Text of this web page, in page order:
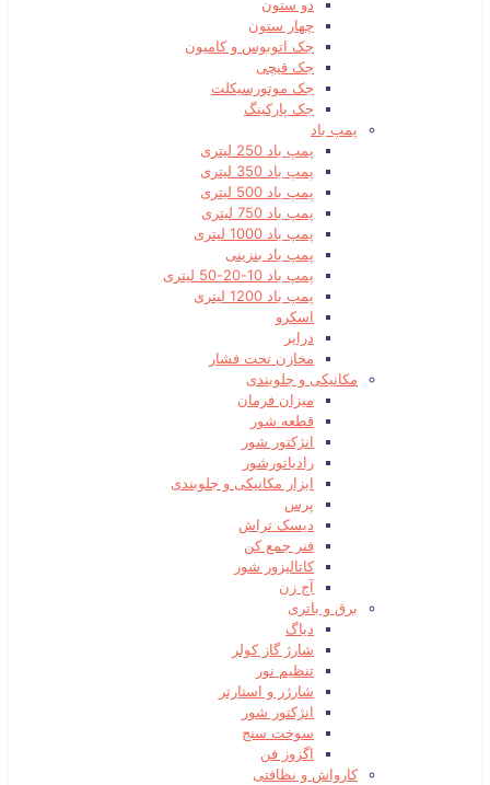
دو ستون
چهار ستون
جک اتوبوس و کامیون
جک قیچی
جک موتورسیکلت
جک پارکینگ
پمپ باد
پمپ باد 250 لیتری
پمپ باد 350 لیتری
پمپ باد 500 لیتری
پمپ باد 750 لیتری
پمپ باد 1000 لیتری
پمپ باد بنزینی
پمپ باد 10-20-50 لیتری
پمپ باد 1200 لیتری
اسکرو
درایر
مخازن تحت فشار
مکانیکی و جلوبندی
میزان فرمان
قطعه شور
انژکتور شور
رادیاتورشور
ابزار مکانیکی و جلوبندی
پرس
دیسک تراش
فنر جمع کن
کاتالیزور شور
آج زن
برق و باتری
دیاگ
شارژ گاز کولر
تنظیم نور
شارژر و استارتر
انژکتور شور
سوخت سنج
اگزوز فن
کارواش و نظافتی